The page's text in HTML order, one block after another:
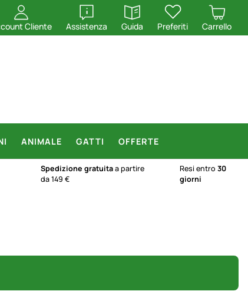
Cliente Assistenza
apri
Guida
apri
Preferiti Carrello
ANIMALE GATTI OFFERTE
Spedizione gratuitaa partire
da 149 €
Resi entro30
giorni